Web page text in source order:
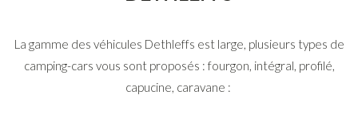
La gamme des véhicules Dethleffs est large, plusieurs types de
camping-cars vous sont proposés : fourgon, intégral, profilé,
capucine, caravane :